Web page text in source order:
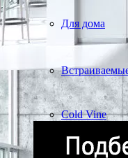
Для дома
Cold Vine